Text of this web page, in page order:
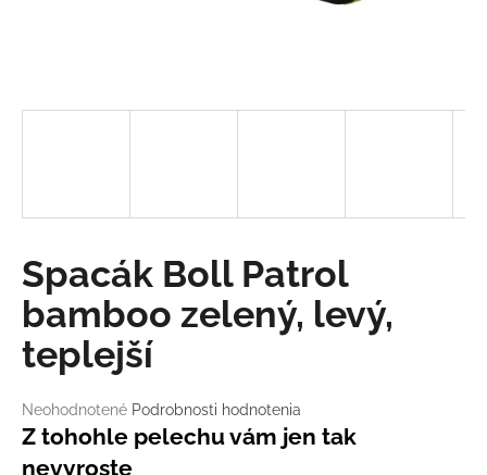
Priemerné
hodnotenie
produktu
je
Neohodnotené Podrobnosti hodnotenia
Spacák Boll Patrol
bamboo zelený, levý,
teplejší
Z tohohle pelechu vám jen tak
nevyroste
ť
O
d
o
r
ú